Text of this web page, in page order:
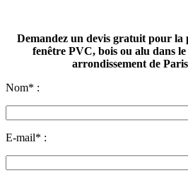
Demandez un devis gratuit pour la
fenêtre PVC, bois ou alu dans le
arrondissement de
Nom* :
E-mail* :